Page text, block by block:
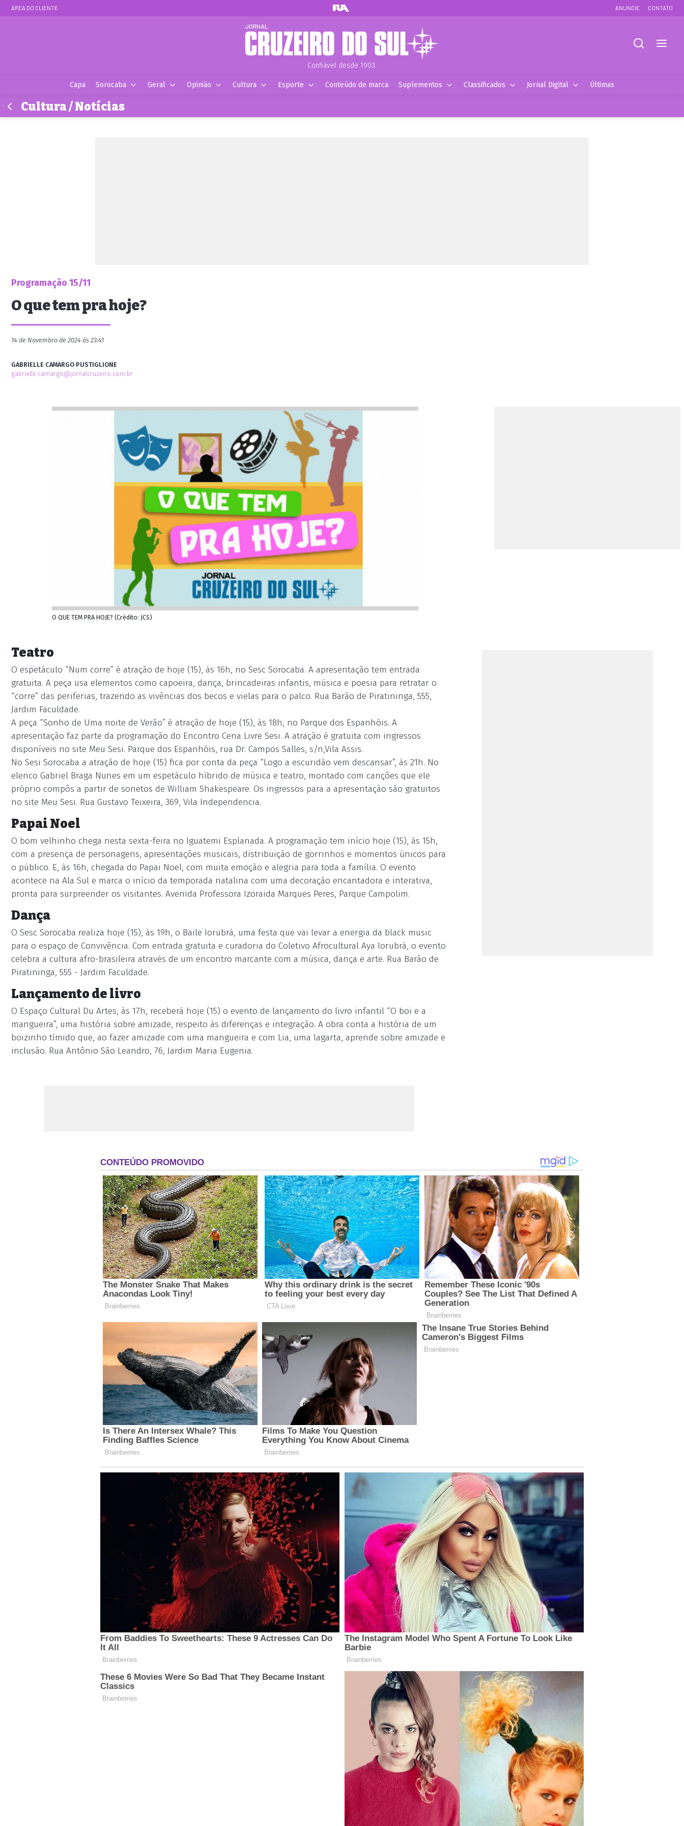
ÁREA DO CLIENTE ANUNCIE CONTATO
Confiável desde 1903.
Capa Sorocaba Geral Opinião Cultura Esporte Conteúdo de marca Suplementos Classificados Jornal Digital Últimas
Cultura / Notícias
Programação 15/11
O que tem pra hoje?
14 de Novembro de 2024 às 23:41
GABRIELLE CAMARGO PUSTIGLIONE
gabrielle.camargo@jornalcruzeiro.com.br
O QUE TEM PRA HOJE? (Crédito: JCS)
Teatro
O espetáculo “Num corre” é atração de hoje (15), às 16h, no Sesc Sorocaba. A apresentação tem entrada
gratuita. A peça usa elementos como capoeira, dança, brincadeiras infantis, música e poesia para retratar o
“corre” das periferias, trazendo as vivências dos becos e vielas para o palco. Rua Barão de Piratininga, 555,
Jardim Faculdade.
A peça “Sonho de Uma noite de Verão” é atração de hoje (15), às 18h, no Parque dos Espanhóis. A
apresentação faz parte da programação do Encontro Cena Livre Sesi. A atração é gratuita com ingressos
disponíveis no site Meu Sesi. Parque dos Espanhóis, rua Dr. Campos Salles, s/n,Vila Assis.
No Sesi Sorocaba a atração de hoje (15) fica por conta da peça “Logo a escuridão vem descansar”, às 21h. No
elenco Gabriel Braga Nunes em um espetáculo híbrido de música e teatro, montado com canções que ele
próprio compôs a partir de sonetos de William Shakespeare. Os ingressos para a apresentação são gratuitos
no site Meu Sesi. Rua Gustavo Teixeira, 369, Vila Independencia.
Papai Noel
O bom velhinho chega nesta sexta-feira no Iguatemi Esplanada. A programação tem início hoje (15), às 15h,
com a presença de personagens, apresentações musicais, distribuição de gorrinhos e momentos únicos para
o público. E, às 16h, chegada do Papai Noel, com muita emoção e alegria para toda a família. O evento
acontece na Ala Sul e marca o início da temporada natalina com uma decoração encantadora e interativa,
pronta para surpreender os visitantes. Avenida Professora Izoraida Marques Peres, Parque Campolim.
Dança
O Sesc Sorocaba realiza hoje (15), às 19h, o Baile Iorubrá, uma festa que vai levar a energia da black music
para o espaço de Convivência. Com entrada gratuita e curadoria do Coletivo Afrocultural Aya Iorubrá, o evento
celebra a cultura afro-brasileira através de um encontro marcante com a música, dança e arte. Rua Barão de
Piratininga, 555 - Jardim Faculdade.
Lançamento de livro
O Espaço Cultural Du Artes, às 17h, receberá hoje (15) o evento de lançamento do livro infantil “O boi e a
mangueira”, uma história sobre amizade, respeito às diferenças e integração. A obra conta a história de um
boizinho tímido que, ao fazer amizade com uma mangueira e com Lia, uma lagarta, aprende sobre amizade e
inclusão. Rua Antônio São Leandro, 76, Jardim Maria Eugenia.